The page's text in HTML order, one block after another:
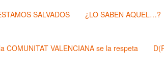
SALVADOS ¿LO SABEN AQUEL…?
COMUNITAT VALENCIANA se la respeta